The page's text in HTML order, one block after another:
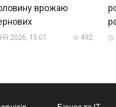
врожаю
2026, 15:01 492